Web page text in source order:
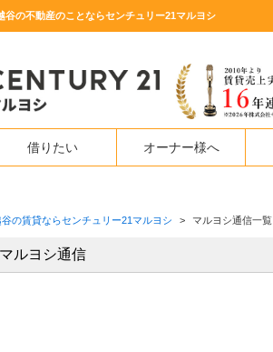
谷の不動産のことならセンチュリー21マルヨシ
借りたい オーナー様へ
谷の賃貸ならセンチュリー21マルヨシ > マルヨシ通信一覧
マルヨシ通信